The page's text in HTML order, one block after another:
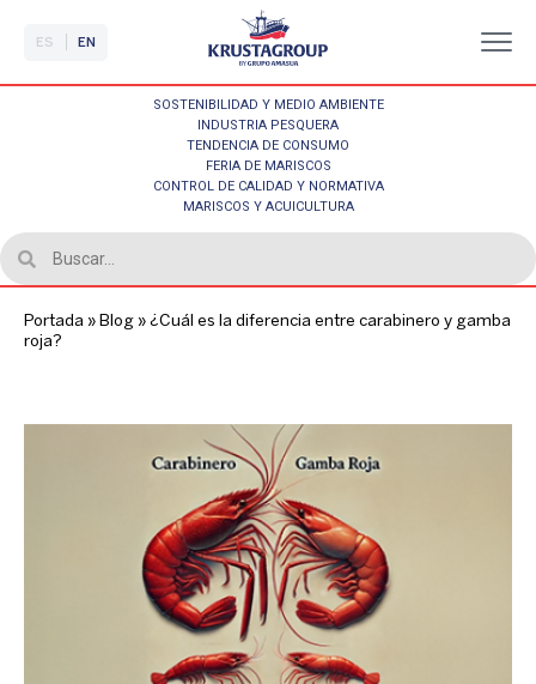
ES EN
SOSTENIBILIDAD Y MEDIO AMBIENTE
INDUSTRIA PESQUERA
TENDENCIA DE CONSUMO
FERIA DE MARISCOS
CONTROL DE CALIDAD Y NORMATIVA
MARISCOS Y ACUICULTURA
Portada » Blog » ¿Cuál es la diferencia entre carabinero y gamba
roja?